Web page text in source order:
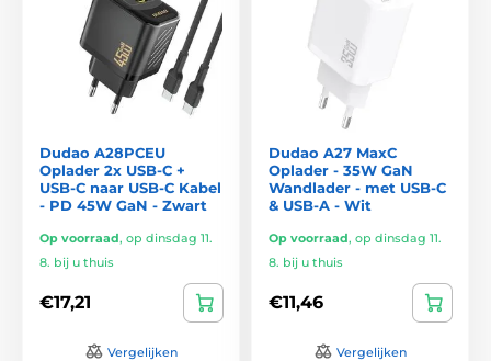
Dudao A28PCEU
Oplader 2x USB-C +
USB-C naar USB-C Kabel
- PD 45W GaN - Zwart
Op voorraad, op dinsdag 11.
8. bij u thuis
€17,21
Vergelijken
Dudao A27 MaxC
Oplader - 35W GaN
Wandlader - met USB-C
& USB-A - Wit
Op voorraad, op dinsdag 11.
8. bij u thuis
€11,46
Vergelijken